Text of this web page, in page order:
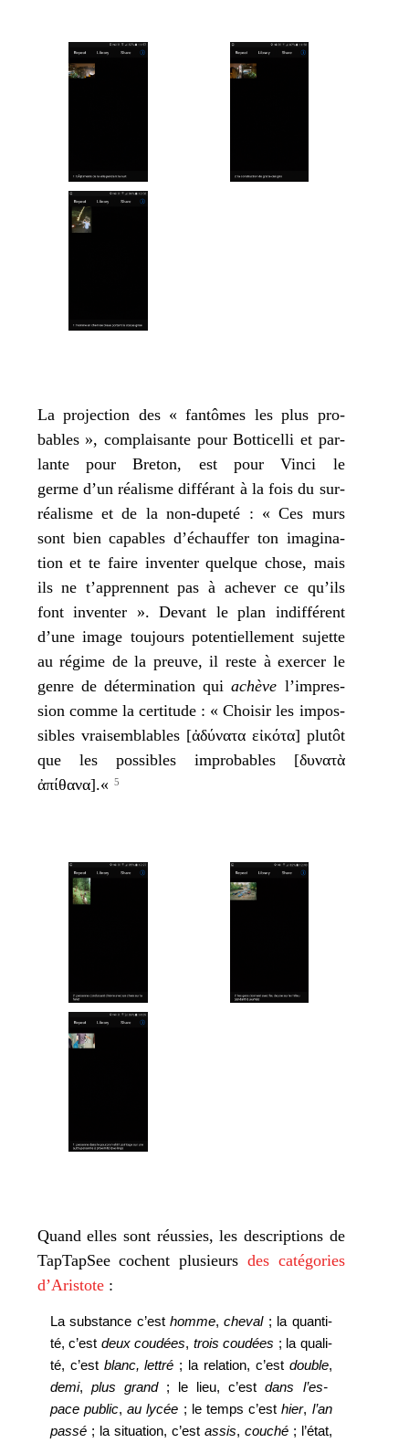
La pro­jec­tion des « fan­tômes les plus pro­
bables », com­plai­sante pour Botticelli et par­
lante pour Breton, est pour Vinci le
germe d’un réa­lisme dif­fé­rant à la fois du sur­
réa­lisme et de la non-dupe­té : « Ces murs
sont bien capables d’échauffer ton ima­gi­na­
tion et te faire inven­ter quelque chose, mais
ils ne t’apprennent pas à ache­ver ce qu’ils
font inven­ter ». Devant le plan indif­fé­rent
d’une image tou­jours poten­tiel­le­ment sujette
au régime de la preuve, il reste à exer­cer le
genre de déter­mi­na­tion quiachève l’im­pres­
sion comme la cer­ti­tude : « Choisir les impos­
sibles vrai­sem­blables [ἀδύνατα εἰκότα] plu­tôt
que les pos­sibles impro­bables [δυνατὰ
ἀπίθανα].« 5
Quand elles sont réus­sies, les des­crip­tions de
TapTapSee cochent plu­sieurs des caté­go­ries
d’Aristote:
La sub­stance c’est homme, che­val; la quan­ti­
té, c’est deux cou­dées, trois cou­dées ; la qua­li­
té, c’est blanc, let­tré ; la rela­tion, c’est double,
demi, plus grand ; le lieu, c’estdans l’es­
pace public, au lycée ; le temps c’esthier, l’an
pas­sé ; la situa­tion, c’est assis, cou­ché; l’é­tat,